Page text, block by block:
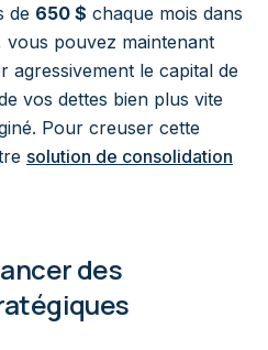
de 650 $ chaque mois dans
vous pouvez maintenant
le capital de
vos dettes bien plus vite
Pour creuser cette
solution de consolidation
des